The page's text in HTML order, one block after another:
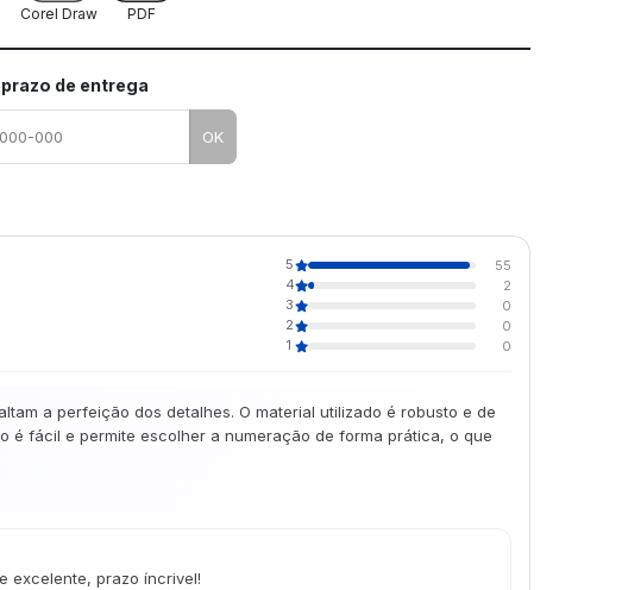
Corel Draw PDF
de entrega
OK
5
55
4
2
3
0
2
0
1
0
a perfeição dos detalhes. O material utilizado é robusto e de
é fácil e permite escolher a numeração de forma prática, o que
excelente, prazo íncrivel!